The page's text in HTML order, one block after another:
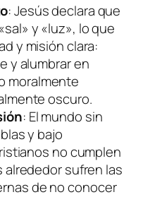
: Jesús declara que
y «luz», lo que
y misión clara:
y alumbrar en
moralmente
oscuro.
: El mundo sin
y bajo
no cumplen
alrededor sufren las
de no conocer